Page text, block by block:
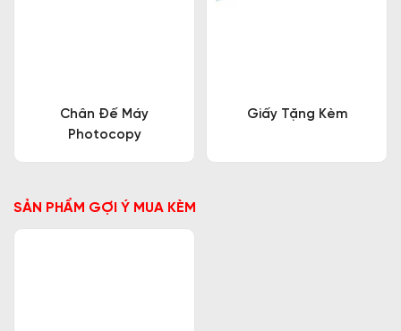
Chân Đế Máy
Photocopy
Giấy Tặng Kèm
SẢN PHẨM GỢI Ý MUA KÈM